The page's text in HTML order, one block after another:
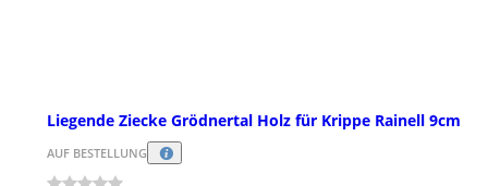
Liegende Ziecke Grödnertal Holz für Krippe Rainell 9cm
AUF BESTELLUNG